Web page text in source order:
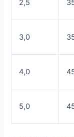
2,5
3,0
4,0
5,0